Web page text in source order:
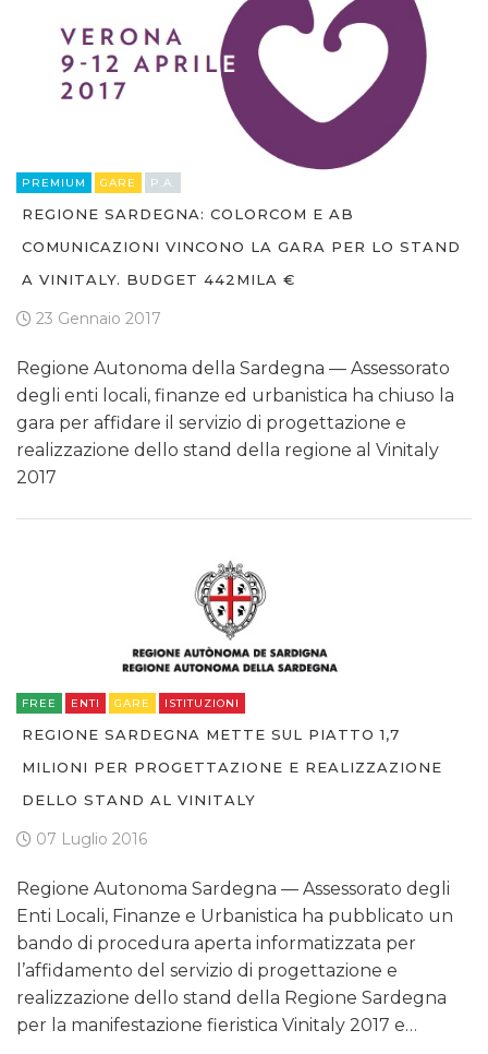
PREMIUM GARE P.A.
REGIONE SARDEGNA: COLORCOM E AB
COMUNICAZIONI VINCONO LA GARA PER LO STAND
A VINITALY. BUDGET 442MILA €
23 Gennaio 2017
Regione Autonoma della Sardegna — Assessorato
degli enti locali, finanze ed urbanistica ha chiuso la
gara per affidare il servizio di progettazione e
realizzazione dello stand della regione al Vinitaly
2017
FREE ENTI GARE ISTITUZIONI
REGIONE SARDEGNA METTE SUL PIATTO 1,7
MILIONI PER PROGETTAZIONE E REALIZZAZIONE
DELLO STAND AL VINITALY
07 Luglio 2016
Regione Autonoma Sardegna — Assessorato degli
Enti Locali, Finanze e Urbanistica ha pubblicato un
bando di procedura aperta informatizzata per
l’affidamento del servizio di progettazione e
realizzazione dello stand della Regione Sardegna
per la manifestazione fieristica Vinitaly 2017 e…